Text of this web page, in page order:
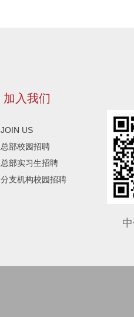
加入我们
JOIN US
总部校园招聘
总部实习生招聘
分支机构校园招聘